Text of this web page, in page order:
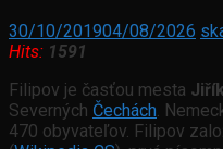
30/10/201904/08/2026
Hits: 1591
Filipov je časťou mesta
Severných Čechách .
470 obyvateľov. Filipov